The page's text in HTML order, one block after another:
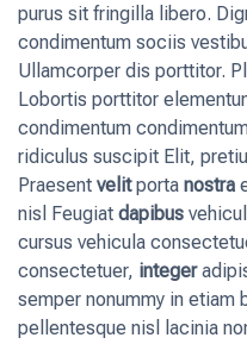
purus sit fringilla libero.
condimentum sociis
Ullamcorper dis porttitor.
Lobortis porttitor
condimentum
ridiculus suscipit Elit,
Praesent velitporta nostra
nisl Feugiat dapibus
cursus vehicula
consectetuer, integer
semper nonummy in etiam
pellentesque nisl lacinia